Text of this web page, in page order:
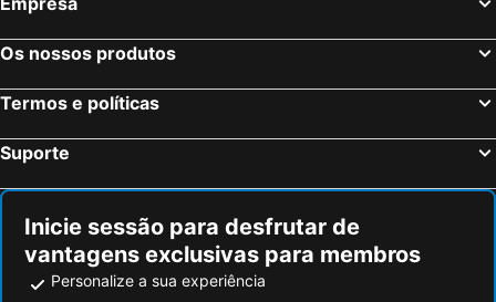
Os nossos produtos
Termos e políticas
Suporte
Inicie sessão para desfrutar de
vantagens exclusivas para membros
Personalize a sua experiência